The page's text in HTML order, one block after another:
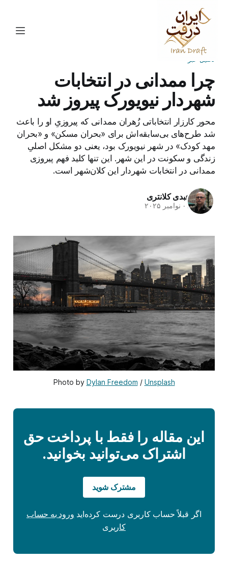
چرا ممدانی در انتخابات
شهردار نیویورک پیروز شد
محور کارزار انتخاباتی زُهران ممدانی که پیروزیِ او را باعث
شد طرح‌های بی‌سابقه‌اش برای «بحران مسکن» و «بحران
مهد کودک» در شهر نیویورک بود، یعنی دو مشکل اصلیِ
زندگی و سکونت در این شهر. این تنها کلید فهم پیروزی
ممدانی در انتخابات شهردار این کلان‌شهر است.
عبدی کلانتری
۰۷ نوامبر ۲۰۲۵
Photo by Dylan Freedom / Unsplash
این مقاله را فقط با پرداخت حق
اشتراک می‌توانید بخوانید.
مشترک شوید
اگر قبلاً حساب کاربری درست کرده‌اید ورود به حساب
کاربری